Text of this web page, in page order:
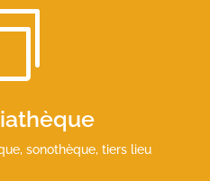
sonothèque, tiers lieu